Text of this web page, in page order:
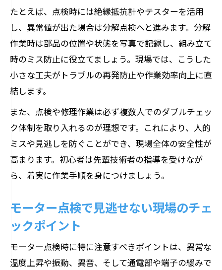
たとえば、点検時には絶縁抵抗計やテスターを活用
し、異常値が出た場合は分解点検へと進みます。分解
作業時は部品の位置や状態を写真で記録し、組み立て
時のミス防止に役立てましょう。現場では、こうした
小さな工夫がトラブルの再発防止や作業効率向上に直
結します。
また、点検や修理作業は必ず複数人でのダブルチェッ
ク体制を取り入れるのが理想です。これにより、人的
ミスや見逃しを防ぐことができ、現場全体の安全性が
高まります。初心者は先輩技術者の指導を受けなが
ら、着実に作業手順を身につけましょう。
モーター点検で見逃せない現場のチェ
ックポイント
モーター点検時に特に注意すべきポイントは、異常な
温度上昇や振動、異音、そして通電部や端子の緩みで